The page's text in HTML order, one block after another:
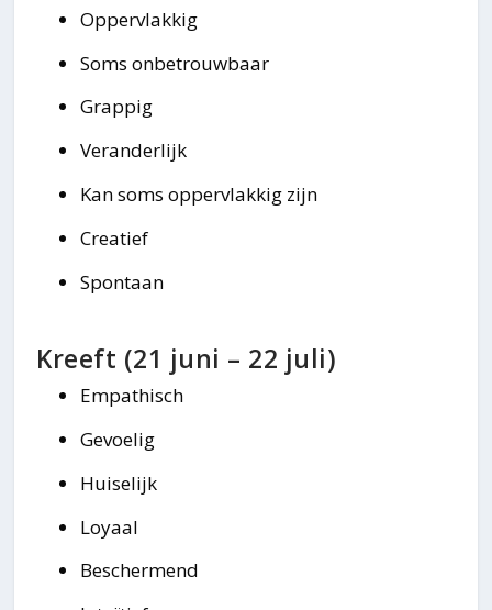
Oppervlakkig
Soms onbetrouwbaar
Grappig
Veranderlijk
Kan soms oppervlakkig zijn
Creatief
Spontaan
Kreeft (21 juni – 22 juli)
Empathisch
Gevoelig
Huiselijk
Loyaal
Beschermend